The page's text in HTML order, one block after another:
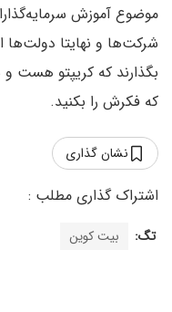
موضوع آموزش
شرکت‌ها و نهایتا
بگذارند که کریپتو هست و
که فکرش را بکنید.
نشان گذاری
تگ: بیت کوین